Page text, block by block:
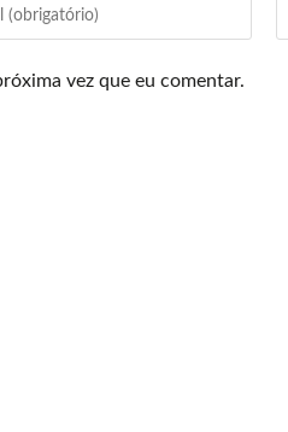
vez que eu comentar.